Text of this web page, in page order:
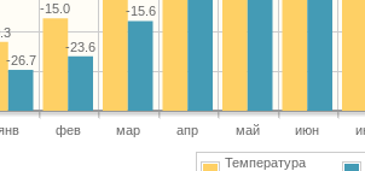
фев мар апр май июн
-15.0
-15.6
-23.6
-26.7
Температура